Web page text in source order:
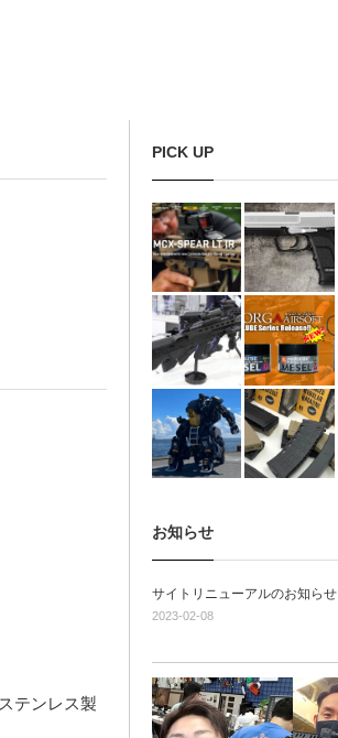
テンレス製
PICK UP
お知らせ
サイトリニューアルのお知らせ
2023-02-08